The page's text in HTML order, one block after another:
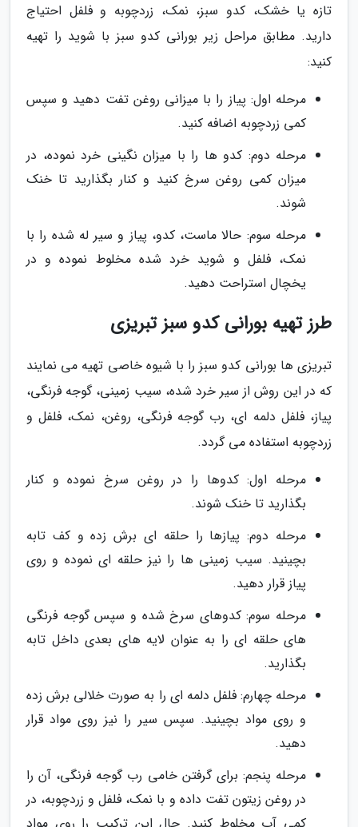
تازه یا خشک، کدو سبز، نمک، زردچوبه و فلفل احتیاج
دارید. مطابق مراحل زیر بورانی کدو سبز با شوید را تهیه
کنید:
مرحله اول: پیاز را با میزانی روغن تفت دهید و سپس
کمی زردچوبه اضافه کنید.
مرحله دوم: کدو ها را با میزان نگینی خرد نموده، در
میزان کمی روغن سرخ کنید و کنار بگذارید تا خنک
شوند.
مرحله سوم: حالا ماست، کدو، پیاز و سیر له شده را با
نمک، فلفل و شوید خرد شده مخلوط نموده و در
یخچال استراحت دهید.
طرز تهیه بورانی کدو سبز تبریزی
تبریزی ها بورانی کدو سبز را با شیوه خاصی تهیه می نمایند
که در این روش از سیر خرد شده، سیب زمینی، گوجه فرنگی،
پیاز، فلفل دلمه ای، رب گوجه فرنگی، روغن، نمک، فلفل و
زردچوبه استفاده می گردد.
مرحله اول: کدوها را در روغن سرخ نموده و کنار
بگذارید تا خنک شوند.
مرحله دوم: پیازها را حلقه ای برش زده و کف تابه
بچینید. سیب زمینی ها را نیز حلقه ای نموده و روی
پیاز قرار دهید.
مرحله سوم: کدوهای سرخ شده و سپس گوجه فرنگی
های حلقه ای را به عنوان لایه های بعدی داخل تابه
بگذارید.
مرحله چهارم: فلفل دلمه ای را به صورت خلالی برش زده
و روی مواد بچینید. سپس سیر را نیز روی مواد قرار
دهید.
مرحله پنجم: برای گرفتن خامی رب گوجه فرنگی، آن را
در روغن زیتون تفت داده و با نمک، فلفل و زردچوبه، در